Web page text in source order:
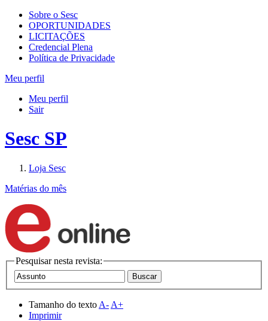
Sobre o Sesc
OPORTUNIDADES
LICITAÇÕES
Credencial Plena
Política de Privacidade
Meu perfil
Meu perfil
Sair
Sesc SP
Loja Sesc
Matérias do mês
Pesquisar nesta revista:
Tamanho do texto A- A+
Imprimir